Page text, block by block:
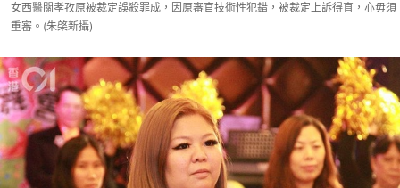
女西醫關孝孜原被裁定誤殺罪成，因原審官技術性犯錯，被裁定上訴得直，亦毋須
重審。(朱棨新攝)